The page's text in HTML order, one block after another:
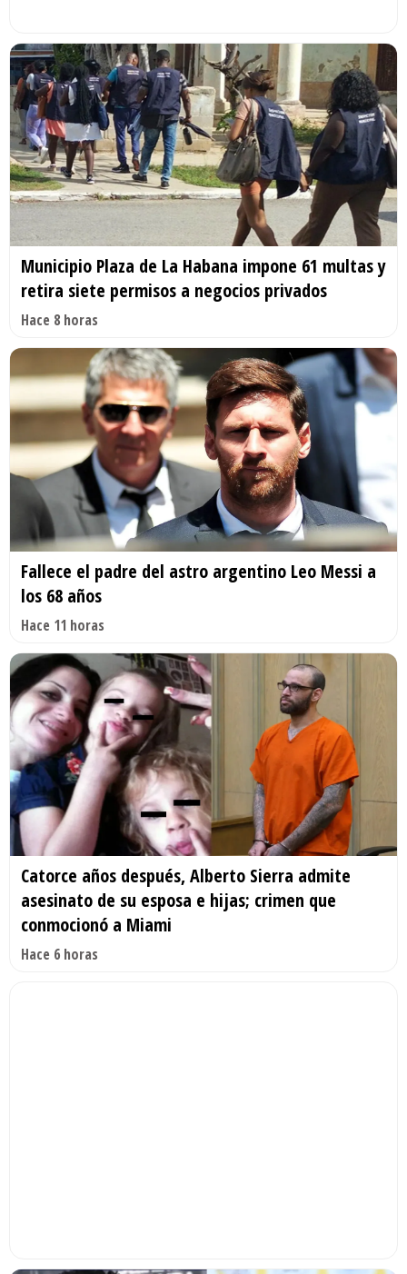
Municipio Plaza de La Habana impone 61 multas y
retira siete permisos a negocios privados
Hace 8 horas
Fallece el padre del astro argentino Leo Messi a
los 68 años
Hace 11 horas
Catorce años después, Alberto Sierra admite
asesinato de su esposa e hijas; crimen que
conmocionó a Miami
Hace 6 horas